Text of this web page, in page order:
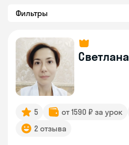
Фильтры
Светлана
5 от 1590 ₽ за урок
2 отзыва